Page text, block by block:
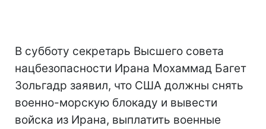
В субботу секретарь Высшего совета
нацбезопасности Ирана Мохаммад Багет
Зольгадр заявил, что США должны снять
военно-морскую блокаду и вывести
войска из Ирана, выплатить военные